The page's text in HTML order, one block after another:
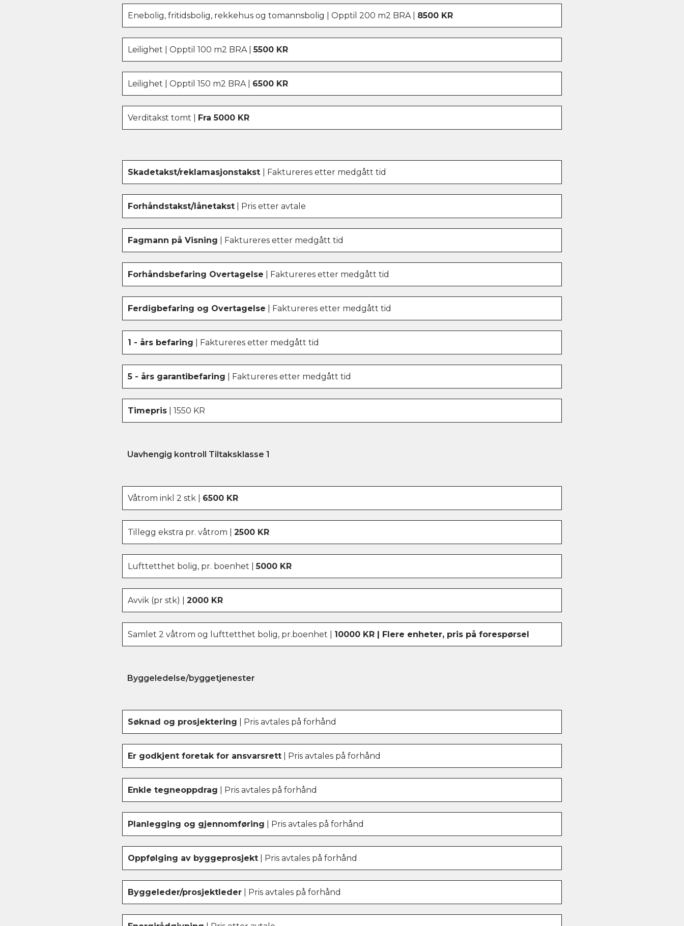
Enebolig, fritidsbolig, rekkehus og tomannsbolig | Opptil 200 m2 BRA | 8500 KR
Leilighet | Opptil 100 m2 BRA |5500 KR
Leilighet | Opptil 150 m2 BRA | 6500 KR
Verditakst tomt | Fra 5000 KR
Skadetakst/reklamasjonstakst | Faktureres etter medgått tid
Forhåndstakst/lånetakst | Pris etter avtale
Fagmann på Visning | Faktureres etter medgått tid
Forhåndsbefaring Overtagelse | Faktureres etter medgått tid
Ferdigbefaring og Overtagelse | Faktureres etter medgått tid
1 - års befaring | Faktureres etter medgått tid
5 - års garantibefaring | Faktureres etter medgått tid
Timepris | 1550 KR
Uavhengig kontroll Tiltaksklasse 1
Våtrom inkl 2 stk | 6500 KR
Tillegg ekstra pr. våtrom | 2500 KR
Lufttetthet bolig, pr. boenhet |5000 KR
Avvik (pr stk) | 2000 KR
Samlet 2 våtrom og lufttetthet bolig, pr.boenhet | 10000 KR | Flere enheter, pris på forespørsel
Byggeledelse/byggetjenester
Søknad og prosjektering | Pris avtales på forhånd
Er godkjent foretak for ansvarsrett | Pris avtales på forhånd
Enkle tegneoppdrag | Pris avtales på forhånd
Planlegging og gjennomføring | Pris avtales på forhånd
Oppfølging av byggeprosjekt | Pris avtales på forhånd
Byggeleder/prosjektleder | Pris avtales på forhånd